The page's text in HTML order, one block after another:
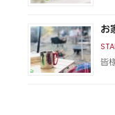
お
皆